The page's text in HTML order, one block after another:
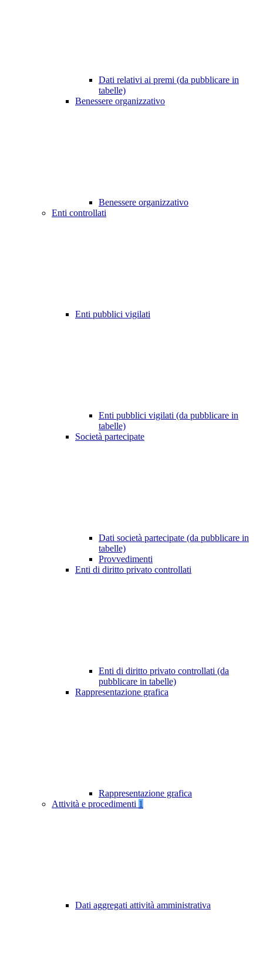
Dati relativi ai premi (da pubblicare in
tabelle)
Benessere organizzativo
Benessere organizzativo
Enti controllati
Enti pubblici vigilati
Enti pubblici vigilati (da pubblicare in
tabelle)
Società partecipate
Dati società partecipate (da pubblicare in
tabelle)
Provvedimenti
Enti di diritto privato controllati
Enti di diritto privato controllati (da
pubblicare in tabelle)
Rappresentazione grafica
Rappresentazione grafica
Attività e procedimenti 1
Dati aggregati attività amministrativa